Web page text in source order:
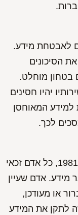
לאבטחת מידע.
הסיכונים
בטחון מוחלט.
יהיו חסינים
למידע המאוחסן
לכך.
על-פי חוק הגנת הפרטיות, התשמ"א – 1981, כל אדם זכאי
מידע. אדם שעיין
או מעודכן,
לתקן את המידע